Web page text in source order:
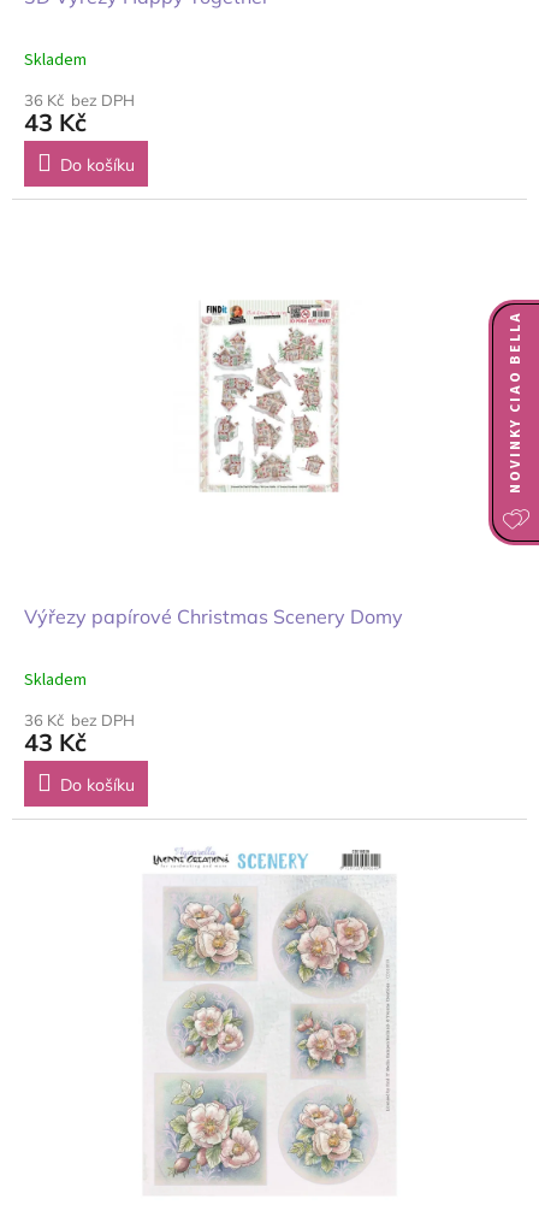
Skladem
36 Kč bez DPH
43 Kč
Do košíku
Výřezy papírové Christmas Scenery Domy
Skladem
36 Kč bez DPH
43 Kč
Do košíku
NOVINKY CIAO BELLA